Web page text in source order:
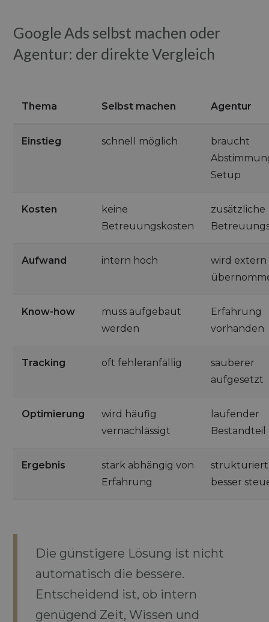
Google Ads selbst machen oder
Agentur: der direkte Vergleich
Thema Selbst machen Agentur
Einstieg schnell möglich
braucht
Setup
Kosten
keine
Betreuungskosten
zusätzliche
Aufwand intern hoch
wird extern
Know-how
muss aufgebaut
werden
Erfahrung
vorhanden
Tracking oft fehleranfällig
sauberer
aufgesetzt
Optimierung
wird häufig
vernachlässigt
laufender
Bestandteil
Ergebnis
stark abhängig von
Erfahrung
besser
Die günstigere Lösung ist nicht
automatisch die bessere.
Entscheidend ist, ob intern
genügend Zeit, Wissen und